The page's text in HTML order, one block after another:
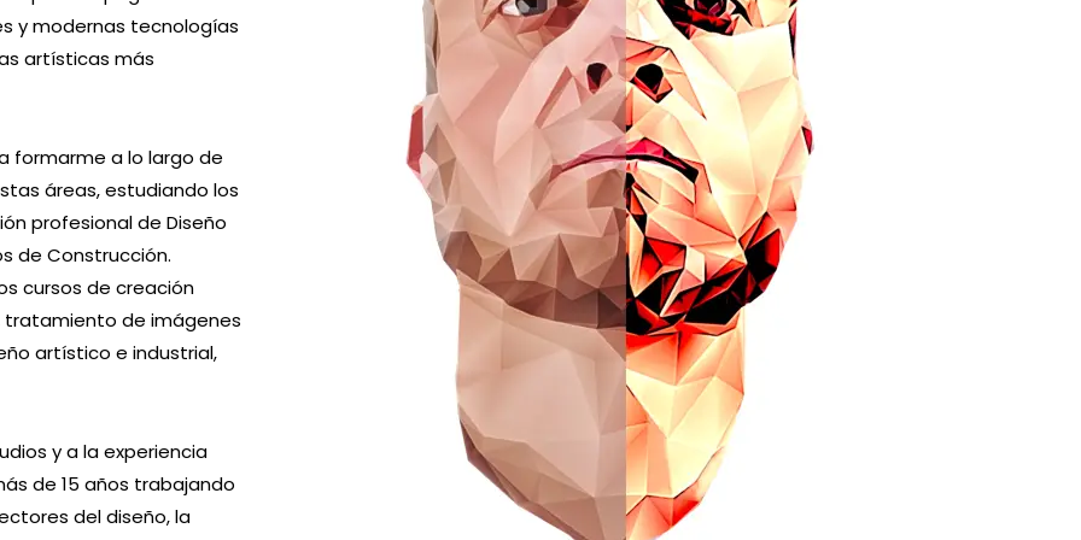
y modernas tecnologías
artísticas más
formarme a lo largo de
áreas, estudiando los
profesional de Diseño
de Construcción.
cursos de creación
tratamiento de imágenes
artístico e industrial,
y a la experiencia
de 15 años trabajando
del diseño, la
de Construcción.
cursos de creación
de imágenes
y a la experiencia
de 15 años trabajando
del diseño, la
dispongo de todas
necesarios
Utilizo procesos de diseño y fabricación propios
de estos campos y los fusiono de tal manera
que las obras resultantes muestran de forma
equilibrada elementos de todos ellos.